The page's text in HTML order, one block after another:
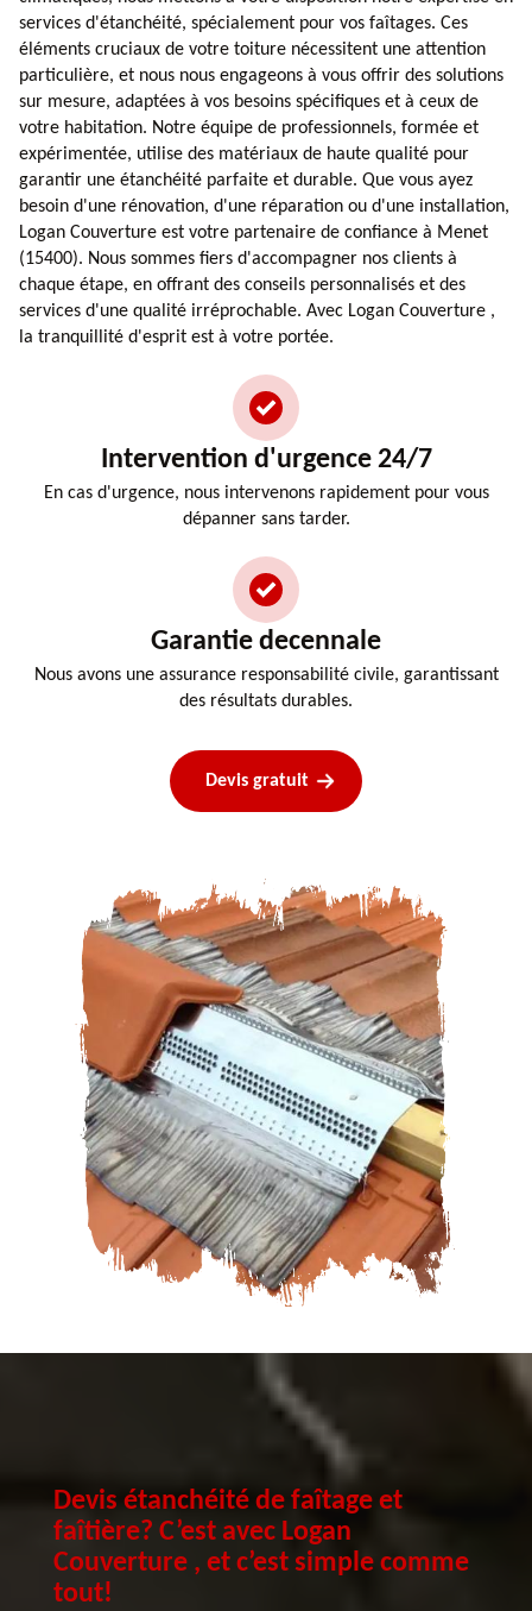
services d'étanchéité, spécialement pour vos faîtages. Ces
éléments cruciaux de votre toiture nécessitent une attention
particulière, et nous nous engageons à vous offrir des solutions
sur mesure, adaptées à vos besoins spécifiques et à ceux de
votre habitation. Notre équipe de professionnels, formée et
expérimentée, utilise des matériaux de haute qualité pour
garantir une étanchéité parfaite et durable. Que vous ayez
besoin d'une rénovation, d'une réparation ou d'une installation,
Logan Couverture est votre partenaire de confiance à Menet
(15400). Nous sommes fiers d'accompagner nos clients à
chaque étape, en offrant des conseils personnalisés et des
services d'une qualité irréprochable. Avec Logan Couverture ,
la tranquillité d'esprit est à votre portée.
Intervention d'urgence 24/7
En cas d'urgence, nous intervenons rapidement pour vous
dépanner sans tarder.
Garantie decennale
Nous avons une assurance responsabilité civile, garantissant
des résultats durables.
Devis gratuit
Devis étanchéité de faîtage et
faîtière? C’est avec Logan
Couverture , et c’est simple comme
tout!